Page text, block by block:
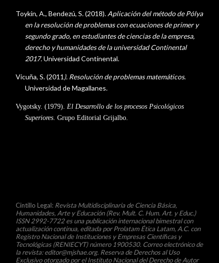
Toykin, A., Bendezú, S. (2018). Aplicación del método de Pólya
en la resolución de problemas con ecuaciones de primer y
segundo grado, en estudiantes de ciencias de la empresa,
derecho y humanidades de la universidad Continental
2017.Universidad Continental.
Vicuña, S. (2011 ). Resolución de problemas matemáticos.
Universidad de Magallanes.
Vygotsky. (1979). El Desarrollo de los procesos Psicológicos
Superiores. Grupo Editorial Grijalbo.
Cintillo Legal: Revista Multidisciplinaria de Ciencia Básica,
Humanidades, Arte y Educación(Rev. Mult. C. Hum. Art. y Educ.)
ISSN 2992-7722 es una publicación internacional bimestral con
actualización continua, editada por Prolatam Ética Latam, A.C. con
Registro Nacional de Instituciones y Empresas Científicas y
Tecnológicas (RENIECYT) número 1900530. Correo electrónico de
la revista: editor@mjshae.org. Reserva de Derechos al Uso
Exclusivo otorgado por el Instituto Nacional del Derecho de Autor